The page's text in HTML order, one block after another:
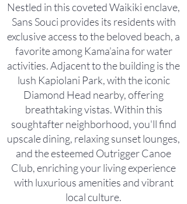
Nestled in this coveted Waikiki enclave,
Sans Souci provides its residents with
exclusive access to the beloved beach, a
favorite among Kama’aina for water
activities. Adjacent to the building is the
lush Kapiolani Park, with the iconic
Diamond Head nearby, offering
breathtaking vistas. Within this
soughtafter neighborhood, you'll find
upscale dining, relaxing sunset lounges,
and the esteemed Outrigger Canoe
Club, enriching your living experience
with luxurious amenities and vibrant
local culture.